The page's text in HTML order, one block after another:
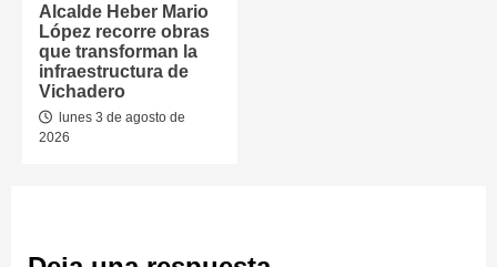
Alcalde Heber Mario
López recorre obras
que transforman la
infraestructura de
Vichadero
lunes 3 de agosto de
2026